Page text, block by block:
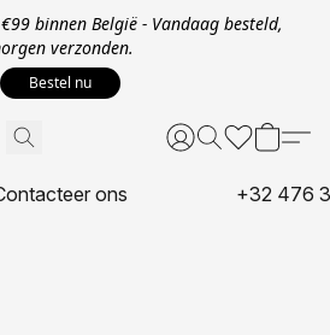
binnen België - Vandaag besteld,
verzonden.
Bestel nu
ons +32 476